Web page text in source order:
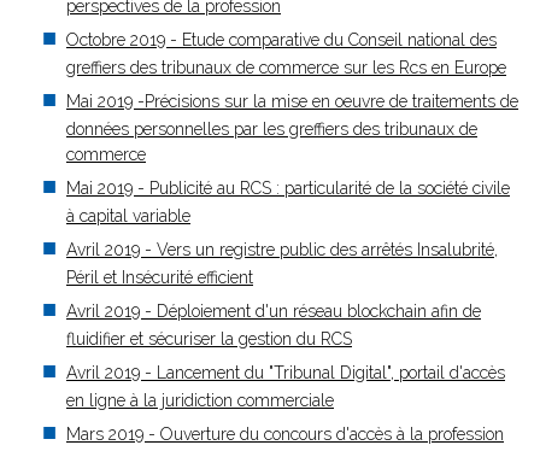
perspectives de la profession
Octobre 2019 - Etude comparative du Conseil national des
greffiers des tribunaux de commerce sur les Rcs en Europe
Mai 2019 -Précisions sur la mise en oeuvre de traitements de
données personnelles par les greffiers des tribunaux de
commerce
Mai 2019 - Publicité au RCS : particularité de la société civile
à capital variable
Avril 2019 - Vers un registre public des arrêtés Insalubrité,
Péril et Insécurité efficient
Avril 2019 - Déploiement d'un réseau blockchain afin de
fluidifier et sécuriser la gestion du RCS
Avril 2019 - Lancement du "Tribunal Digital", portail d'accès
en ligne à la juridiction commerciale
Mars 2019 - Ouverture du concours d'accès à la profession